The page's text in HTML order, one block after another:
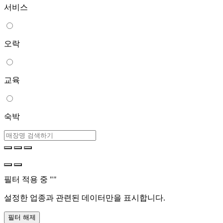
서비스
오락
교육
숙박
필터 적용 중 ""
설정한 업종과 관련된 데이터만을 표시합니다.
필터 해제